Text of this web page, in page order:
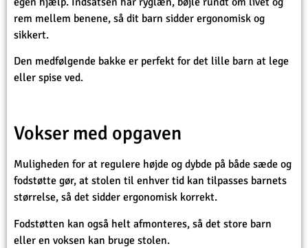
rem mellem benene, så dit barn sidder ergonomisk og
sikkert.
Den medfølgende bakke er perfekt for det lille barn at lege
eller spise ved.
Vokser med opgaven
Muligheden for at regulere højde og dybde på både sæde og
fodstøtte gør, at stolen til enhver tid kan tilpasses barnets
størrelse, så det sidder ergonomisk korrekt.
Fodstøtten kan også helt afmonteres, så det store barn
eller en voksen kan bruge stolen.